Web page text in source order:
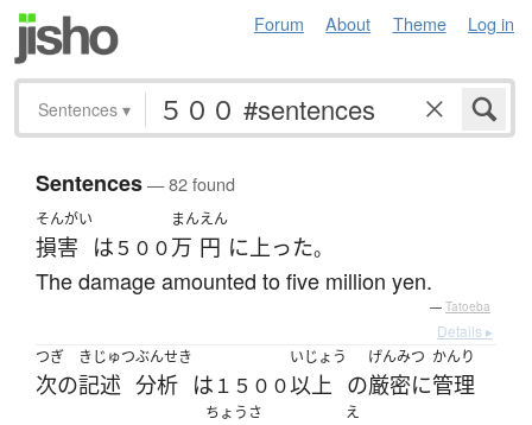
Forum About Theme Log in
Sentences ▾
Sentences— 82 found
そんがい
損害 は５００
まん
万
えん
円 に上った。
The damage amounted to five million yen.
— Tatoeba
Details ▸
つぎ
次の
きじゅつ
記述
ぶんせき
分析 は １５００
いじょう
以上 の
げんみつ
厳密に
かんり
管理
ちょうさ え